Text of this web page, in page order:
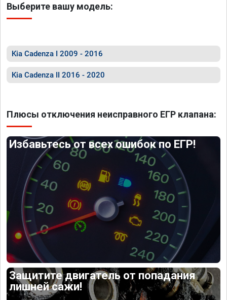
Выберите вашу модель:
Kia Cadenza I 2009 - 2016
Kia Cadenza II 2016 - 2020
Плюсы отключения неисправного ЕГР клапана:
Избавьтесь от всех ошибок по ЕГР!
Защитите двигатель от попадания
лишней сажи!